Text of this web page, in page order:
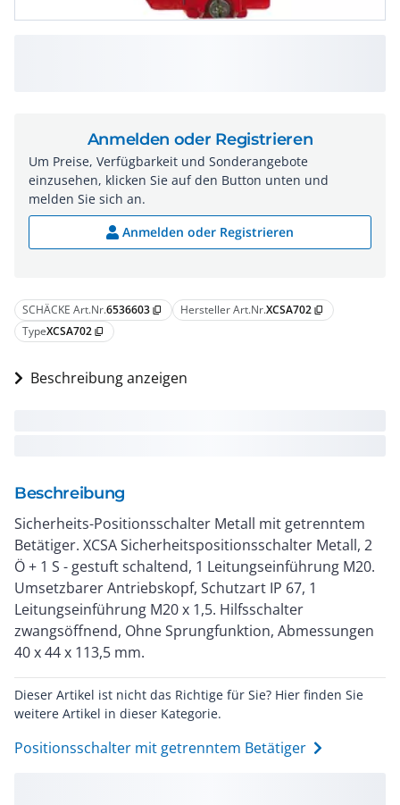
SCHÄCKE Art.Nr.6536603 content_copy Hersteller Art.Nr.XCSA702 content_copy
TypeXCSA702 content_copy
Beschreibung anzeigen
Beschreibung
Sicherheits-Positionsschalter Metall mit getrenntem
Betätiger. XCSA Sicherheitspositionsschalter Metall, 2
Ö + 1 S - gestuft schaltend, 1 Leitungseinführung M20.
Umsetzbarer Antriebskopf, Schutzart IP 67, 1
Leitungseinführung M20 x 1,5. Hilfsschalter
zwangsöffnend, Ohne Sprungfunktion, Abmessungen
40 x 44 x 113,5 mm.
Dieser Artikel ist nicht das Richtige für Sie? Hier finden Sie
weitere Artikel in dieser Kategorie.
Positionsschalter mit getrenntem Betätiger
Anmelden oder Registrieren
Um Preise, Verfügbarkeit und Sonderangebote
einzusehen, klicken Sie auf den Button unten und
melden Sie sich an.
Anmelden oder Registrieren